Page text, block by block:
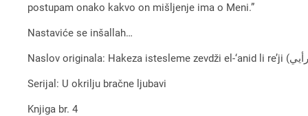
postupam onako kakvo on mišljenje ima o Meni.”
Nastaviće se inšallah…
Serijal: U okrilju bračne ljubavi
Knjiga br. 4